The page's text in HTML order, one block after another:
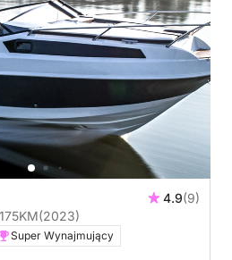
4.9(9)
(2023)
Super Wynajmujący